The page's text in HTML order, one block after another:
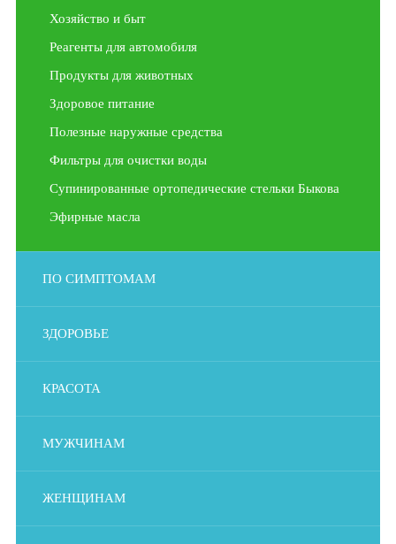
Хозяйство и быт
Реагенты для автомобиля
Продукты для животных
Здоровое питание
Полезные наружные средства
Фильтры для очистки воды
Супинированные ортопедические стельки Быкова
Эфирные масла
ПО СИМПТОМАМ
ЗДОРОВЬЕ
КРАСОТА
МУЖЧИНАМ
ЖЕНЩИНАМ